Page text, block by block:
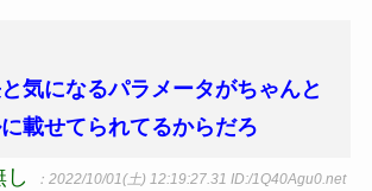
気になるパラメータがちゃんと
載せてられてるからだろ
し ：2022/10/01(土) 12:19:27.31 ID:/1Q40Agu0.net